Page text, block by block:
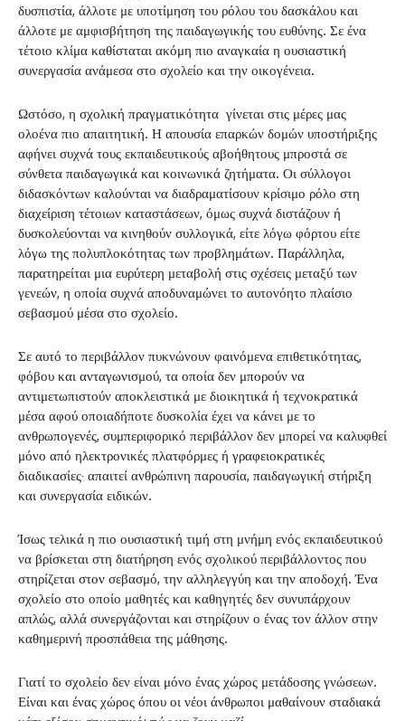
δυσπιστία, άλλοτε με υποτίμηση του ρόλου του δασκάλου και
άλλοτε με αμφισβήτηση της παιδαγωγικής του ευθύνης. Σε ένα
τέτοιο κλίμα καθίσταται ακόμη πιο αναγκαία η ουσιαστική
συνεργασία ανάμεσα στο σχολείο και την οικογένεια.
Ωστόσο, η σχολική πραγματικότητα γίνεται στις μέρες μας
ολοένα πιο απαιτητική. Η απουσία επαρκών δομών υποστήριξης
αφήνει συχνά τους εκπαιδευτικούς αβοήθητους μπροστά σε
σύνθετα παιδαγωγικά και κοινωνικά ζητήματα. Οι σύλλογοι
διδασκόντων καλούνται να διαδραματίσουν κρίσιμο ρόλο στη
διαχείριση τέτοιων καταστάσεων, όμως συχνά διστάζουν ή
δυσκολεύονται να κινηθούν συλλογικά, είτε λόγω φόρτου είτε
λόγω της πολυπλοκότητας των προβλημάτων. Παράλληλα,
παρατηρείται μια ευρύτερη μεταβολή στις σχέσεις μεταξύ των
γενεών, η οποία συχνά αποδυναμώνει το αυτονόητο πλαίσιο
σεβασμού μέσα στο σχολείο.
Σε αυτό το περιβάλλον πυκνώνουν φαινόμενα επιθετικότητας,
φόβου και ανταγωνισμού, τα οποία δεν μπορούν να
αντιμετωπιστούν αποκλειστικά με διοικητικά ή τεχνοκρατικά
μέσα αφού οποιαδήποτε δυσκολία έχει να κάνει με το
ανθρωπογενές, συμπεριφορικό περιβάλλον δεν μπορεί να καλυφθεί
μόνο από ηλεκτρονικές πλατφόρμες ή γραφειοκρατικές
διαδικασίες· απαιτεί ανθρώπινη παρουσία, παιδαγωγική στήριξη
και συνεργασία ειδικών.
Ίσως τελικά η πιο ουσιαστική τιμή στη μνήμη ενός εκπαιδευτικού
να βρίσκεται στη διατήρηση ενός σχολικού περιβάλλοντος που
στηρίζεται στον σεβασμό, την αλληλεγγύη και την αποδοχή. Ένα
σχολείο στο οποίο μαθητές και καθηγητές δεν συνυπάρχουν
απλώς, αλλά συνεργάζονται και στηρίζουν ο ένας τον άλλον στην
καθημερινή προσπάθεια της μάθησης.
Γιατί το σχολείο δεν είναι μόνο ένας χώρος μετάδοσης γνώσεων.
Είναι και ένας χώρος όπου οι νέοι άνθρωποι μαθαίνουν σταδιακά